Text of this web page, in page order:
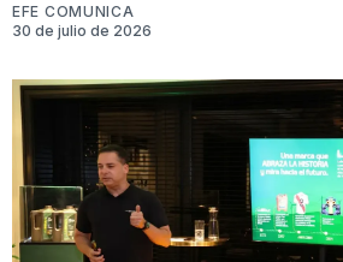
EFE COMUNICA
30 de julio de 2026